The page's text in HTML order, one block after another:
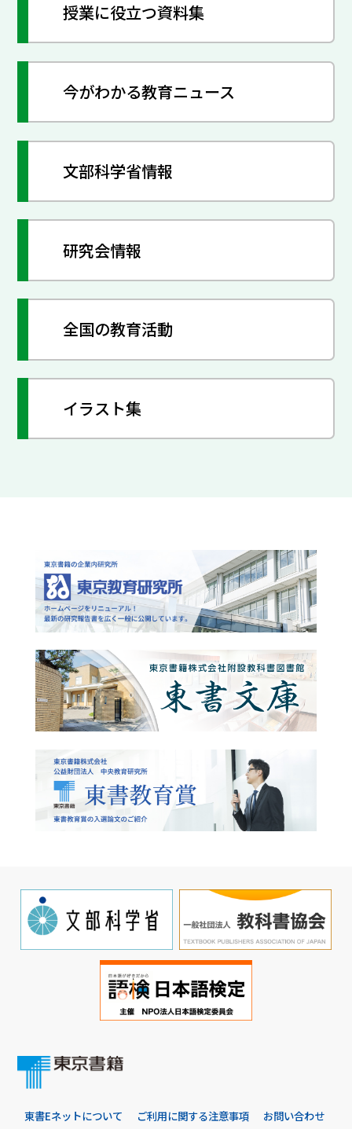
授業に役立つ資料集
今がわかる教育ニュース
文部科学省情報
研究会情報
全国の教育活動
イラスト集
東書Eネットについて ご利用に関する注意事項
お問い合わせ